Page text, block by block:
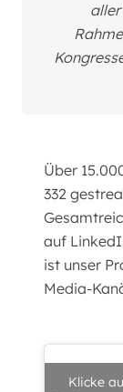
Über
332
auf
ist unser
Media-
Klicke